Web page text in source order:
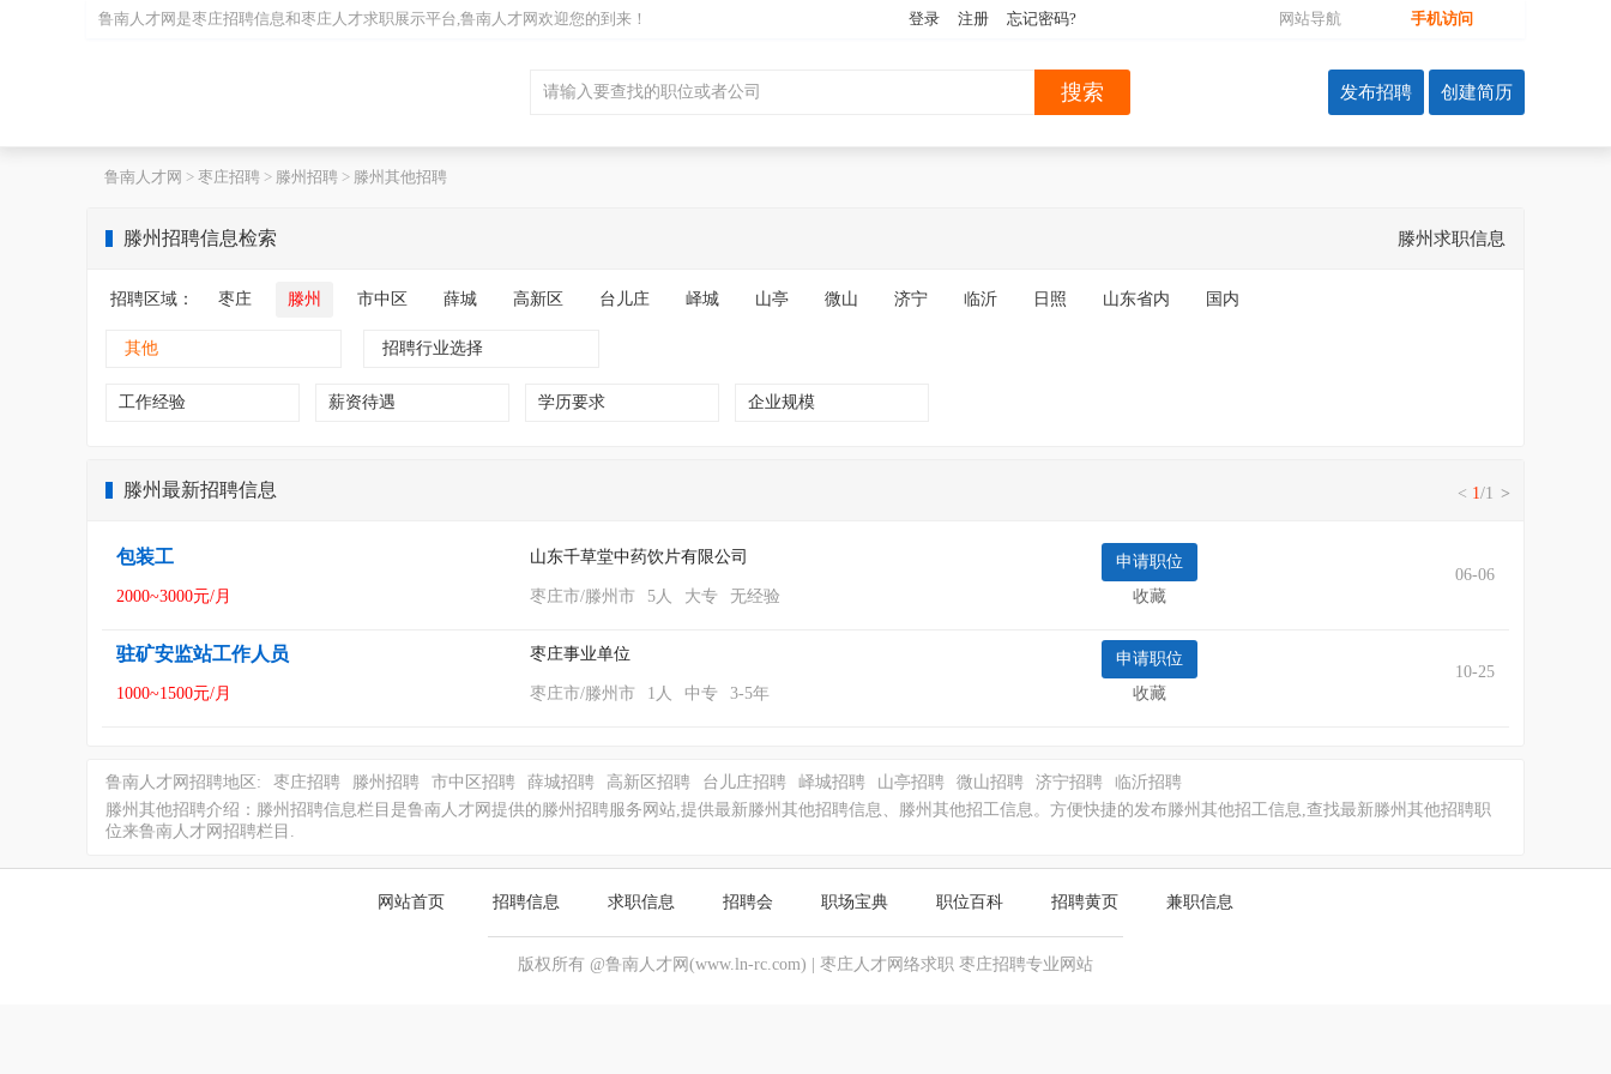
鲁南人才网是枣庄招聘信息和枣庄人才求职展示平台,鲁南人才网欢迎您的到来！ 手机访问
网站导航
登录 注册 忘记密码?
鲁南人才网 > 枣庄招聘 > 滕州招聘 > 滕州其他招聘
滕州求职信息
滕州招聘信息检索
招聘区域： 枣庄 滕州 市中区 薛城 高新区 台儿庄 峄城 山亭 微山 济宁 临沂 日照 山东省内 国内
其他 招聘行业选择
工作经验 薪资待遇 学历要求 企业规模
滕州最新招聘信息 < 1/1 >
06-06
包装工
2000~3000元/月
山东千草堂中药饮片有限公司
枣庄市/滕州市 5人 大专 无经验 收藏
10-25
驻矿安监站工作人员
1000~1500元/月
枣庄事业单位
枣庄市/滕州市 1人 中专 3-5年 收藏
鲁南人才网招聘地区: 枣庄招聘 滕州招聘 市中区招聘 薛城招聘 高新区招聘 台儿庄招聘 峄城招聘 山亭招聘 微山招聘 济宁招聘
临沂招聘
滕州其他招聘介绍：滕州招聘信息栏目是鲁南人才网提供的滕州招聘服务网站,提供最新滕州其他招聘信息、滕州其他招工信息。方便快捷的发布滕州其他招工信息,查找最新滕州其他招聘职
位来鲁南人才网招聘栏目.
网站首页 招聘信息 求职信息 招聘会 职场宝典 职位百科 招聘黄页 兼职信息
版权所有 @鲁南人才网(www.ln-rc.com) | 枣庄人才网 络求职 枣庄招聘专业网站